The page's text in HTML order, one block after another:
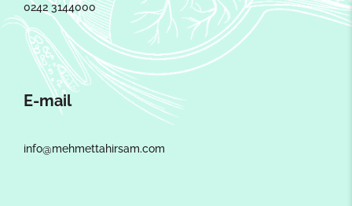
0242 3144000
E-mail
info@mehmettahirsam.com